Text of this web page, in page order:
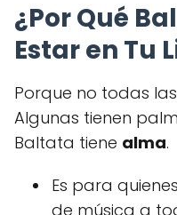
¿Por Qué
Estar en Tu
Porque no todas
Algunas tienen
Baltata tiene alma.
Es para
de música a